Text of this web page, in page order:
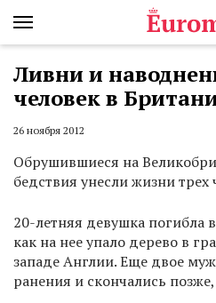
Ливни и
человек в
26 ноября 2012
Обрушившиеся на
бедствия унесли жизни трех
20-летняя девушка погибла
как на нее упало дерево в
западе Англии. Еще двое
ранения и скончались